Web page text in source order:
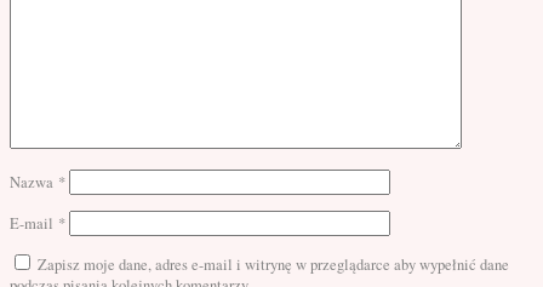
Nazwa *
E-mail *
Zapisz moje dane, adres e-mail i witrynę w przeglądarce aby wypełnić dane